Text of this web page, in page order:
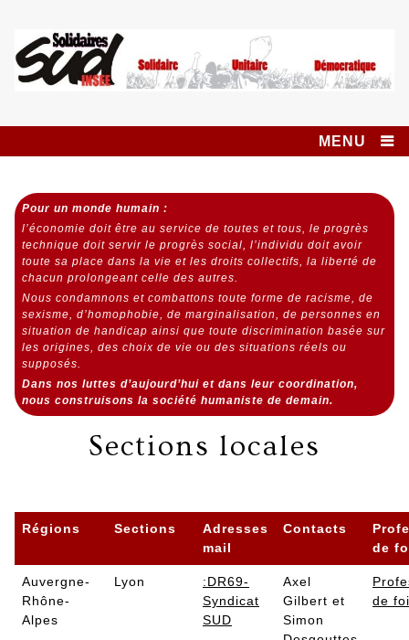
content
Syndicat SUD
INSEE SOLIDAIRES
MENU
Pour un monde humain :
l’économie doit être au service de toutes et tous,le progrès
technique doit servir le progrès social,l’individu doit avoir
toute sa place dans la vie et les droits collectifs, la liberté de
chacun prolongeant celle des autres.
Nous condamnons et combattons toute forme de racisme, de
sexisme, d’homophobie, de marginalisation, de personnes en
situation de handicap ainsi que toute discrimination basée sur
les origines, des choix de vie ou des situations réels ou
supposés.
Dans nos luttes d’aujourd’hui et dans leur coordination,
nous construisons la société humaniste de demain.
Sections locales
Régions Sections
Adresses
mail
Contacts
de
Auvergne-
Rhône-
Alpes
Lyon
:DR69-
Syndicat
SUD
Axel
Gilbert et
Simon
de foi